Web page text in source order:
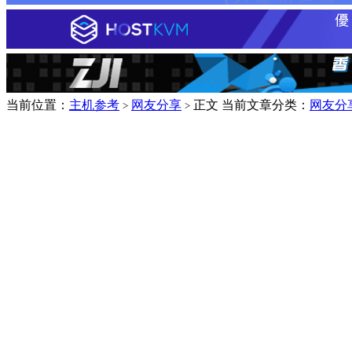
当前位置： 主机参考 > 网友分享 > 正文 当前文章分类： 网友分